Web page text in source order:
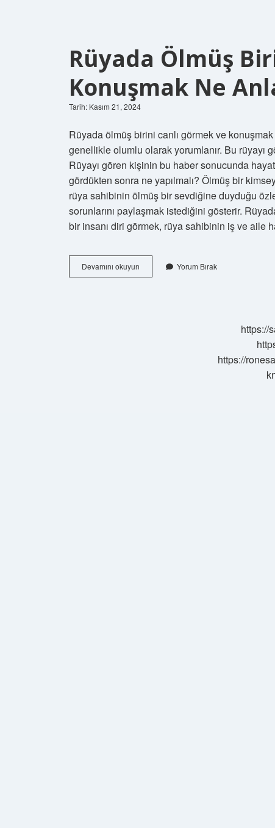
Rüyada Ölmüş
Konuşmak Ne
Tarih: Kasım 21, 2024
Rüyada ölmüş birini canlı görmek ve
genellikle olumlu olarak yorumlanır. Bu rüyayı
Rüyayı gören kişinin bu haber sonucunda
gördükten sonra ne yapılmalı? Ölmüş bir
rüya sahibinin ölmüş bir sevdiğine duyduğu
sorunlarını paylaşmak istediğini gösterir.
bir insanı diri görmek, rüya sahibinin iş ve aile
Devamını okuyun
Ölmüş
Yorum Bırak
https://
https://